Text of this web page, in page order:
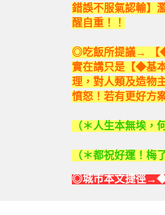
錯誤不服氣認輸】
醒自重！！
◎吃飯所提議→ 【◆
實在講只是【◆基
理，對人類及造物
憤怒！若有更好方
（＊人生本無埃，
（＊都祝好運！梅
◎城市本文捷徑→◆